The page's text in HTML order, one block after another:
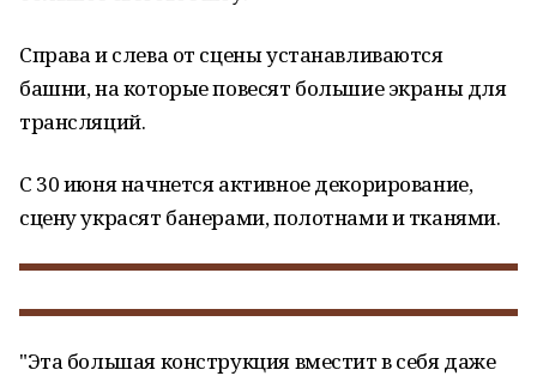
Справа и слева от сцены устанавливаются
башни, на которые повесят большие экраны для
трансляций.
С 30 июня начнется активное декорирование,
сцену украсят банерами, полотнами и тканями.
"Эта большая конструкция вместит в себя даже